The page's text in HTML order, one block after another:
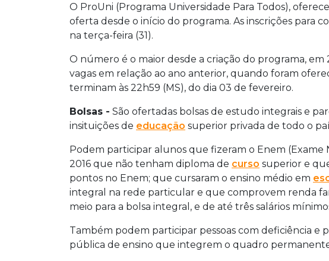
O ProUni (Programa Universidade Para Todos),
oferta desde o início do programa. As inscrições para
na terça-feira (31).
O número é o maior desde a criação do programa,
vagas em relação ao ano anterior, quando foram
terminam às 22h59 (MS), do dia 03 de fevereiro.
Bolsas - São ofertadas bolsas de estudo integrais e
insituições de educação superior privada de todo o
Podem participar alunos que fizeram o Enem (Exame
2016 que não tenham diploma de curso superior e
pontos no Enem; que cursaram o ensino médio em
integral na rede particular e que comprovem renda
meio para a bolsa integral, e de até três salários
Também podem participar pessoas com deficiência e
pública de ensino que integrem o quadro